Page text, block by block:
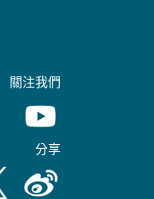
關注我們
Youtube [This link
分享
up in a new window]
link will pop up in a
[This link will pop up
Weibo [This link will